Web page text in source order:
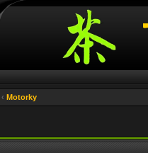
‹ Motorky